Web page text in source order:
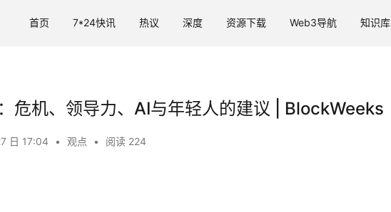
首页 7*24快讯 热议 深度 资源下载 Web3导航 知识库
危机、领导力、AI与年轻人的建议 | BlockWeeks
日 17:04 • 观点 • 阅读 224